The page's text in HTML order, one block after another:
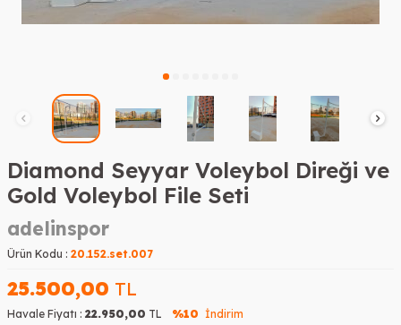
Diamond Seyyar Voleybol Direği ve
Gold Voleybol File Seti
adelinspor
Ürün Kodu : 20.152.set.007
25.500,00 TL
Havale Fiyatı : 22.950,00 TL %10 İndirim